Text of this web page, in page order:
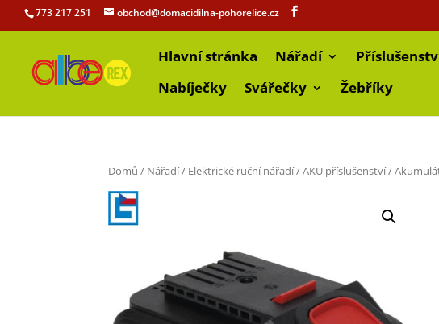
773 217 251 obchod@domacidilna-pohorelice.cz
Hlavní stránka Nářadí
Nabíječky
Svářečky Žebříky
Domů / Nářadí/ Elektrické ruční nářadí/AKU příslušenství/